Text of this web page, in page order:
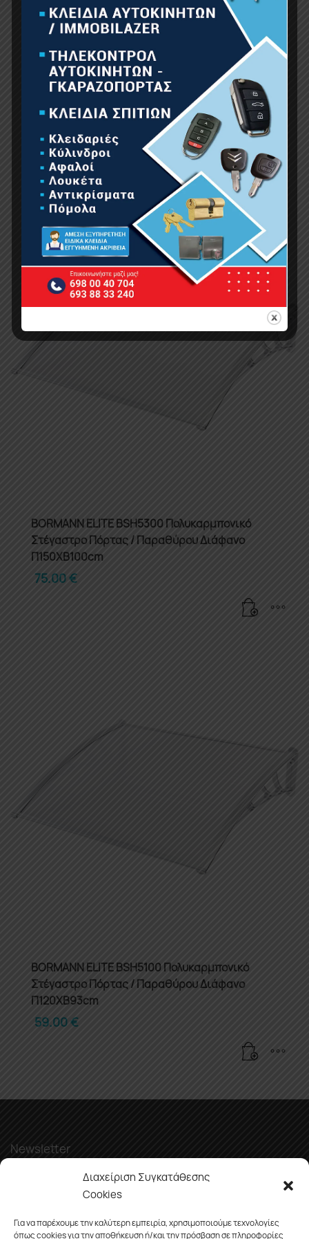
Διαχείριση Συγκατάθεσης
Cookies
Για να παρέχουμε την καλύτερη εμπειρία, χρησιμοποιούμε τεχνολογίες
όπως cookies για την αποθήκευση ή/και την πρόσβαση σε πληροφορίες
BORMANN ELITE BSH5200 Πολυκαρμπονικό
Στέγαστρο Πόρτας / Παραθύρου Διάφανο
Π150XΒ80cm
69.00€
BORMANN ELITE BSH5300 Πολυκαρμπονικό
Στέγαστρο Πόρτας / Παραθύρου Διάφανο
Π150XΒ100cm
75.00€
BORMANN ELITE BSH5100 Πολυκαρμπονικό
Στέγαστρο Πόρτας / Παραθύρου Διάφανο
Π120XΒ93cm
59.00€
Newsletter